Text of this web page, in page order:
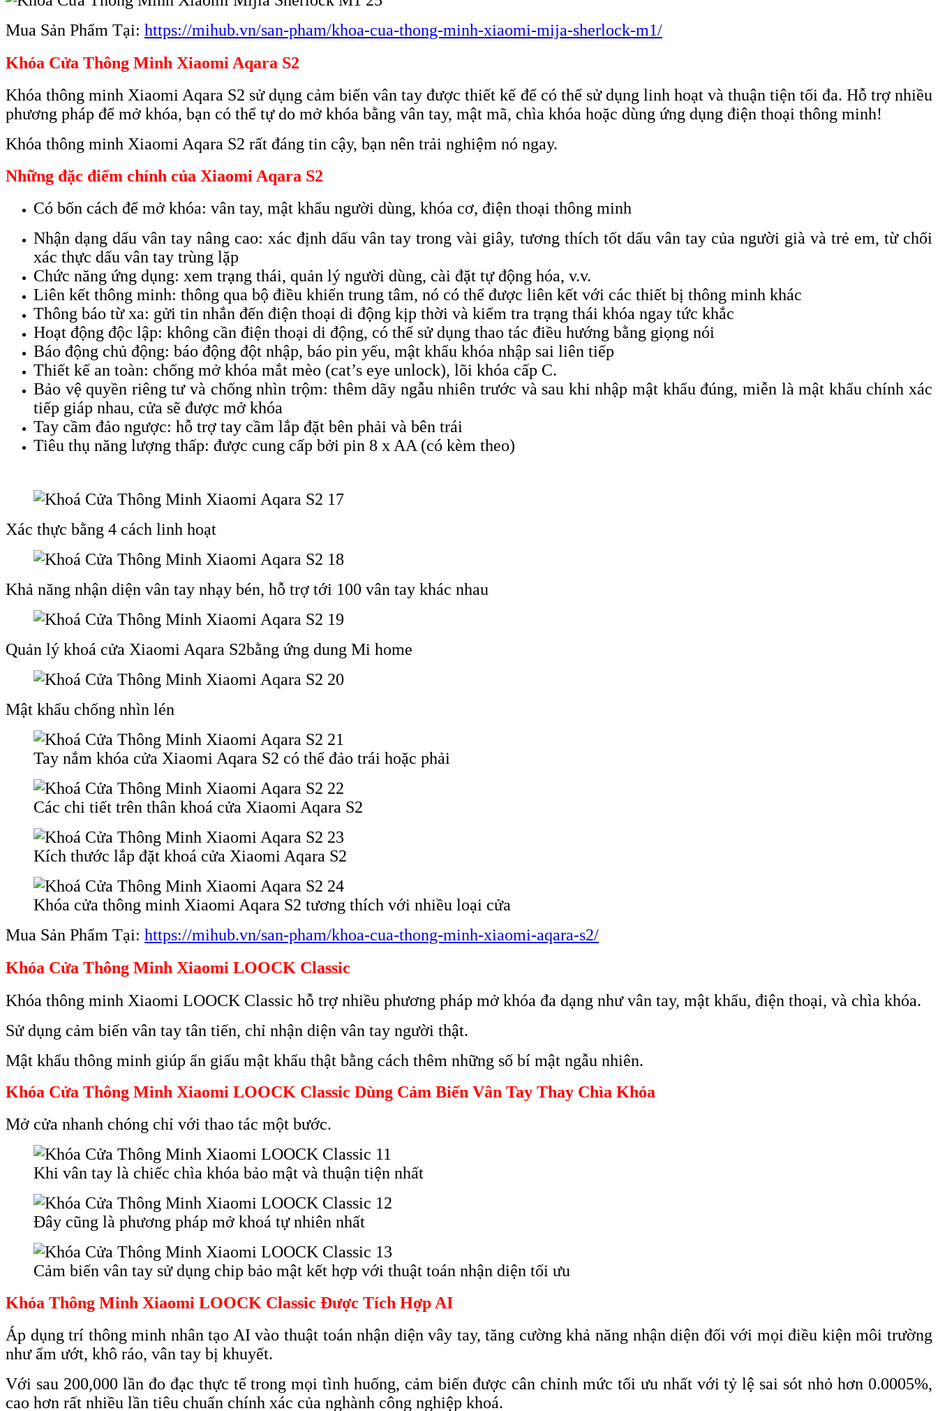
Mua Sản Phẩm Tại: https://mihub.vn/san-pham/khoa-cua-thong-minh-xiaomi-mija-sherlock-m1/
Khóa Cửa Thông Minh Xiaomi Aqara S2
Khóa thông minh Xiaomi Aqara S2 sử dụng cảm biến vân tay được thiết kế để có thể sử dụng linh hoạt và thuận tiện tối đa. Hỗ trợ nhiều
phương pháp để mở khóa, bạn có thể tự do mở khóa bằng vân tay, mật mã, chìa khóa hoặc dùng ứng dụng điện thoại thông minh!
Khóa thông minh Xiaomi Aqara S2 rất đáng tin cậy, bạn nên trải nghiệm nó ngay.
Những đặc điểm chính của Xiaomi Aqara S2
Có bốn cách để mở khóa: vân tay, mật khẩu người dùng, khóa cơ, điện thoại thông minh
Nhận dạng dấu vân tay nâng cao: xác định dấu vân tay trong vài giây, tương thích tốt dấu vân tay của người già và trẻ em, từ chối
xác thực dấu vân tay trùng lặp
Chức năng ứng dụng: xem trạng thái, quản lý người dùng, cài đặt tự động hóa, v.v.
Liên kết thông minh: thông qua bộ điều khiển trung tâm, nó có thể được liên kết với các thiết bị thông minh khác
Thông báo từ xa: gửi tin nhắn đến điện thoại di động kịp thời và kiểm tra trạng thái khóa ngay tức khắc
Hoạt động độc lập: không cần điện thoại di động, có thể sử dụng thao tác điều hướng bằng giọng nói
Báo động chủ động: báo động đột nhập, báo pin yếu, mật khẩu khóa nhập sai liên tiếp
Thiết kế an toàn: chống mở khóa mắt mèo (cat’s eye unlock), lõi khóa cấp C.
Bảo vệ quyền riêng tư và chống nhìn trộm: thêm dãy ngẫu nhiên trước và sau khi nhập mật khẩu đúng, miễn là mật khẩu chính xác
tiếp giáp nhau, cửa sẽ được mở khóa
Tay cầm đảo ngược: hỗ trợ tay cầm lắp đặt bên phải và bên trái
Tiêu thụ năng lượng thấp: được cung cấp bởi pin 8 x AA (có kèm theo)
Xác thực bằng 4 cách linh hoạt
Khả năng nhận diện vân tay nhạy bén, hỗ trợ tới 100 vân tay khác nhau
Quản lý khoá cửa Xiaomi Aqara S2bằng ứng dung Mi home
Mật khẩu chống nhìn lén
Tay nắm khóa cửa Xiaomi Aqara S2 có thể đảo trái hoặc phải
Các chi tiết trên thân khoá cửa Xiaomi Aqara S2
Kích thước lắp đặt khoá cửa Xiaomi Aqara S2
Khóa cửa thông minh Xiaomi Aqara S2 tương thích với nhiều loại cửa
Mua Sản Phẩm Tại: https://mihub.vn/san-pham/khoa-cua-thong-minh-xiaomi-aqara-s2/
Khóa Cửa Thông Minh Xiaomi LOOCK Classic
Khóa thông minh Xiaomi LOOCK Classic hỗ trợ nhiều phương pháp mở khóa đa dạng như vân tay, mật khẩu, điện thoại, và chìa khóa.
Sử dụng cảm biến vân tay tân tiến, chỉ nhận diện vân tay người thật.
Mật khẩu thông minh giúp ẩn giấu mật khẩu thật bằng cách thêm những số bí mật ngẫu nhiên.
Khóa Cửa Thông Minh Xiaomi LOOCK Classic Dùng Cảm Biến Vân Tay Thay Chìa Khóa
Mở cửa nhanh chóng chỉ với thao tác một bước.
Khi vân tay là chiếc chìa khóa bảo mật và thuận tiện nhất
Đây cũng là phương pháp mở khoá tự nhiên nhất
Cảm biến vân tay sử dụng chip bảo mật kết hợp với thuật toán nhận diện tối ưu
Khóa Thông Minh Xiaomi LOOCK Classic Được Tích Hợp AI
Áp dụng trí thông minh nhân tạo AI vào thuật toán nhận diện vây tay, tăng cường khả năng nhận diện đối với mọi điều kiện môi trường
như ẩm ướt, khô ráo, vân tay bị khuyết.
Với sau 200,000 lần đo đạc thực tế trong mọi tình huống, cảm biến được cân chỉnh mức tối ưu nhất với tỷ lệ sai sót nhỏ hơn 0.0005%,
cao hơn rất nhiều lần tiêu chuẩn chính xác của nghành công nghiệp khoá.